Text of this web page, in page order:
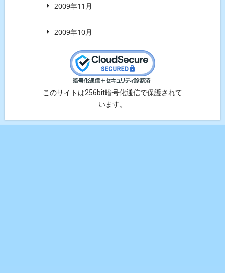
2009年11月
2009年10月
このサイトは256bit暗号化通信で保護されて
います。